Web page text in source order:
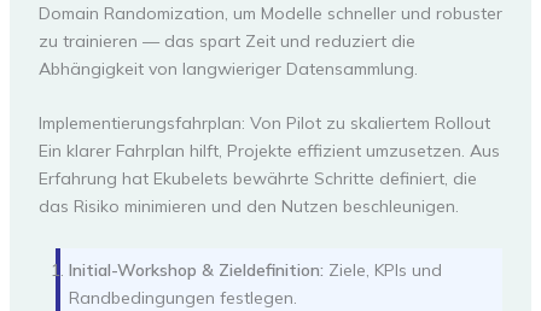
Domain Randomization, um Modelle schneller und robuster
zu trainieren — das spart Zeit und reduziert die
Abhängigkeit von langwieriger Datensammlung.
Implementierungsfahrplan: Von Pilot zu skaliertem Rollout
Ein klarer Fahrplan hilft, Projekte effizient umzusetzen. Aus
Erfahrung hat Ekubelets bewährte Schritte definiert, die
das Risiko minimieren und den Nutzen beschleunigen.
Initial-Workshop & Zieldefinition: Ziele, KPIs und
Randbedingungen festlegen.